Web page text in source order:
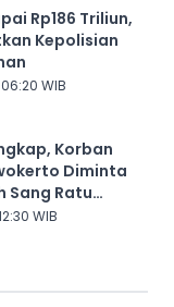
Rp186 Triliun,
Kepolisian
WIB
Korban
Diminta
Sang Ratu
WIB